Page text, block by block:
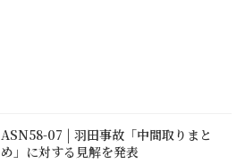
ASN58-07 | 羽田事故「中間取りまと
め」に対する見解を発表